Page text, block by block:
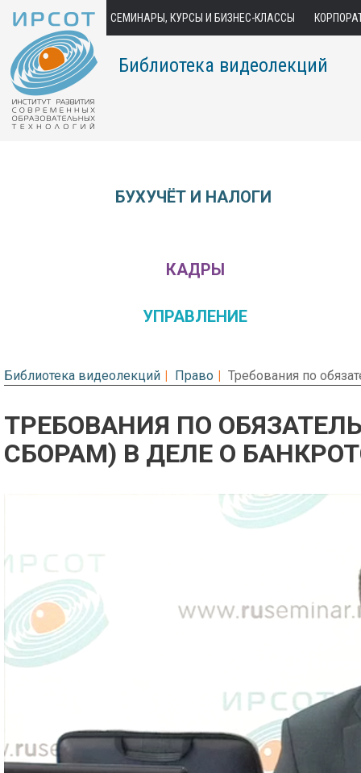
СЕМИНАРЫ, КУРСЫ И БИЗНЕС-КЛАССЫ
Библиотека видеолекций
БУХУЧЁТ И НАЛОГИ
КАДРЫ
УПРАВЛЕНИЕ
Библиотека видеолекций Право Требования по
ТРЕБОВАНИЯ ПО
СБОРАМ) В ДЕЛЕ О
Предварительный просмотр.